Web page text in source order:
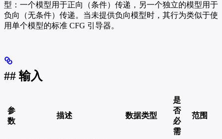
型：一个模型用于正向（条件）传递，另一个独立的模型用于
负向（无条件）传递。当未提供负向模型时，其行为类似于使
用单个模型的标准 CFG 引导器。
## 输入
参
数
描述 数据类型
是
否
必
需
范围